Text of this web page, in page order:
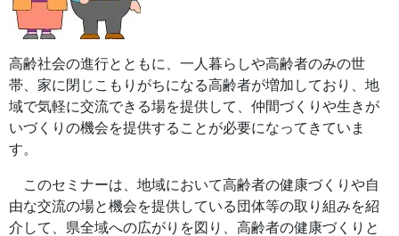
高齢社会の進行とともに、一人暮らしや高齢者のみの世
帯、家に閉じこもりがちになる高齢者が増加しており、地
域で気軽に交流できる場を提供して、仲間づくりや生きが
いづくりの機会を提供することが必要になってきていま
す。
このセミナーは、地域において高齢者の健康づくりや自
由な交流の場と機会を提供している団体等の取り組みを紹
介して、県全域への広がりを図り、高齢者の健康づくりと